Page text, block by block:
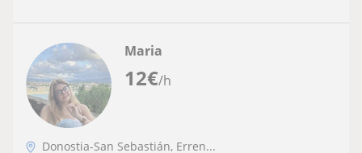
12€/h
Maria
Donostia-San Sebastián, Erren...